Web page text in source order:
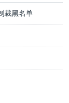
裁黑名单